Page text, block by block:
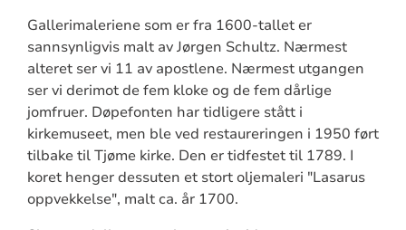
Gallerimaleriene som er fra 1600-tallet er
sannsynligvis malt av Jørgen Schultz. Nærmest
alteret ser vi 11 av apostlene. Nærmest utgangen
ser vi derimot de fem kloke og de fem dårlige
jomfruer. Døpefonten har tidligere stått i
kirkemuseet, men ble ved restaureringen i 1950 ført
tilbake til Tjøme kirke. Den er tidfestet til 1789. I
koret henger dessuten et stort oljemaleri "Lasarus
oppvekkelse", malt ca. år 1700.